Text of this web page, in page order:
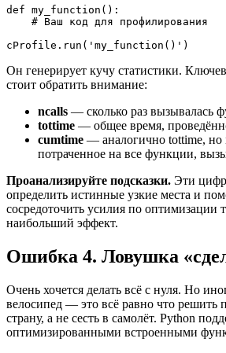
def my_function():
cProfile.run('my_function()')
Он генерирует кучу статистики.
стоит обратить внимание:
ncalls — сколько раз вызывалась
tottime — общее время,
cumtime — аналогично tottime, но
потраченное на все функции,
Проанализируйте подсказки. Эти
определить истинные узкие места и
сосредоточить усилия по оптимизации
наибольший эффект.
Ошибка 4. Ловушка
Очень хочется делать всё с нуля. Но
велосипед — это всё равно что решить
страну, а не сесть в самолёт. Python
оптимизированными встроенными